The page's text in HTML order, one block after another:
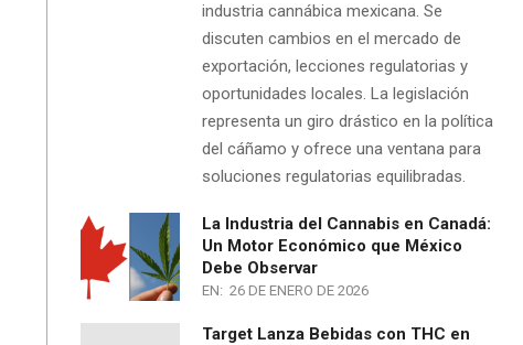
industria cannábica mexicana. Se
discuten cambios en el mercado de
exportación, lecciones regulatorias y
oportunidades locales. La legislación
representa un giro drástico en la política
del cáñamo y ofrece una ventana para
soluciones regulatorias equilibradas.
La Industria del Cannabis en Canadá:
Un Motor Económico que México
Debe Observar
EN: 26 DE ENERO DE 2026
Target Lanza Bebidas con THC en